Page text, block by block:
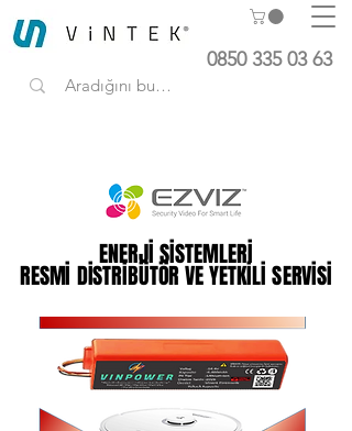
0850 335 03 63
ENERJİ SİSTEMLERİ
RESMİ DİSTRİBÜTÖR VE YETKİLİ SERVİSİ
ENERJİ SİSTEMLERİ
RESMİ DİSTRİBÜTÖR VE YETKİLİ SERVİSİ